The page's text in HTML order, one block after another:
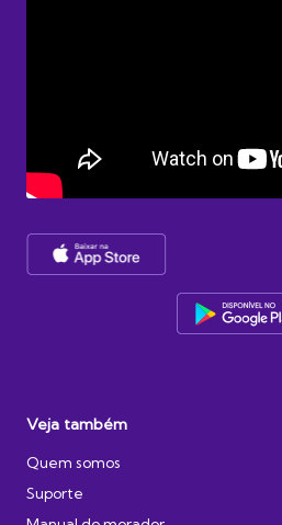
Veja também
Quem somos
Suporte